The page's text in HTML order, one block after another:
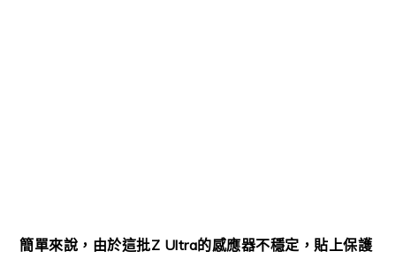
簡單來說，由於這批Z Ultra的感應器不穩定，貼上保護